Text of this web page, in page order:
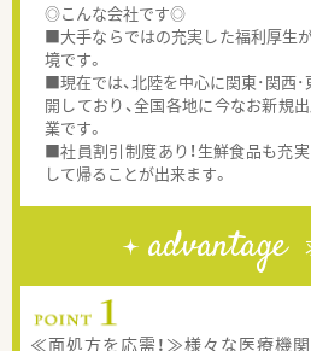
◎こんな会社です◎
■大手ならではの充実した福利厚生
境です。
■現在では、北陸を中心に関東･関西
開しており、全国各地に今なお新規
業です。
■社員割引制度あり！生鮮食品も充
して帰ることが出来ます。
advantage
≪面処方を応需！≫様々な医療機